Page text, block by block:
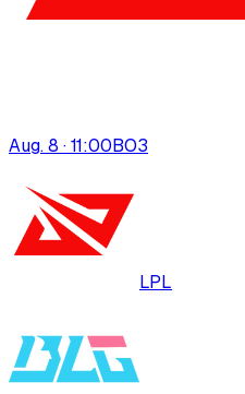
Aug. 8 · 11:00BO3
LPL